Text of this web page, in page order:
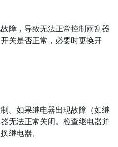
障，导致无法正常控制雨刮器
关是否正常，必要时更换开
。如果继电器出现故障（如继
无法正常关闭。检查继电器并
继电器。